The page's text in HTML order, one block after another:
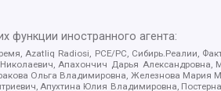
иностранного агента:
Azatliq Radiosi, PCE/PC, Сибирь.Реалии,
Апахончич Дарья Александровна,
Ольга Владимировна, Железнова Мария
Апухтина Юлия Владимировна,